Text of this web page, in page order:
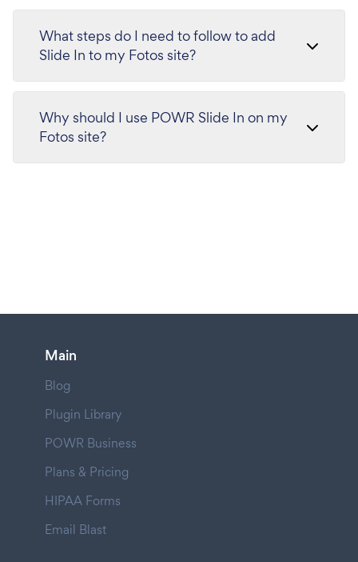
What steps do I need to follow to add
Slide In to my Fotos site?
Why should I use POWR Slide In on my
Fotos site?
Main
Blog
Plugin Library
POWR Business
Plans & Pricing
HIPAA Forms
Email Blast